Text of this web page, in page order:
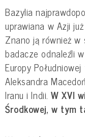
Bazylia
uprawiana w Azji
Znano ją również
badacze odnaleźli
Europy
Aleksandra
Iranu i Indii. W XVI
Środkowej, w tym